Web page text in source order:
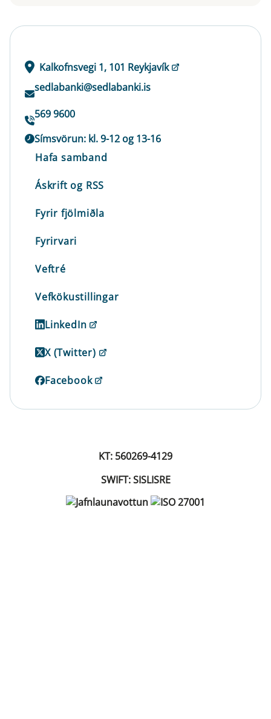
Kalkofnsvegi 1, 101 Reykjavík
sedlabanki@sedlabanki.is
569 9600
Símsvörun: kl. 9-12 og 13-16
Hafa samband
Áskrift og RSS
Fyrir fjölmiðla
Fyrirvari
Veftré
Vefkökustillingar
LinkedIn
X (Twitter)
Facebook
KT: 560269-4129
SWIFT: SISLISRE